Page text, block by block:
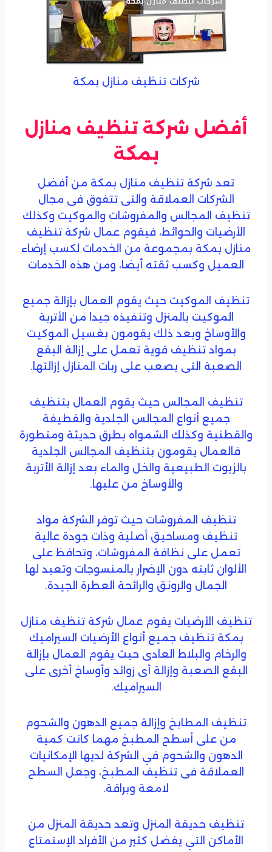
شركات تنظيف منازل بمكة
أفضل شركة تنظيف منازل
بمكة
تعد شركة تنظيف منازل بمكة من أفضل
الشركات العملاقة والتى تتفوق فى مجال
تنظيف المجالس والمفروشات والموكيت وكذلك
الأرضيات والحوائط، فيقوم عمال شركة تنظيف
منازل بمكة بمجموعة من الخدمات لكسب إرضاء
العميل وكسب ثقته أيضا، ومن هذه الخدمات
تنظيف الموكيت حيث يقوم العمال بإزالة جميع
الموكيت بالمنزل وتنفيذه جيدا من الأتربة
والأوساخ وبعد ذلك يقومون بغسيل الموكيت
بمواد تنظيف قوية تعمل على إزالة البقع
الصعبة التى يصعب على ربات المنازل إزالتها.
تنظيف المجالس حيث يقوم العمال بتنظيف
جميع أنواع المجالس الجلدية والقطيفة
والقطنية وكذلك الشمواه بطرق حديثة ومتطورة
فالعمال يقومون بتنظيف المجالس الجلدية
بالزيوت الطبيعية والخل والماء بعد إزالة الأتربة
والأوساخ من عليها.
تنظيف المفروشات حيث توفر الشركة مواد
تنظيف ومساحيق أصلية وذات جودة عالية
تعمل على نظافة المفروشات، وتحافظ على
الألوان ثابته دون الإضرار بالمنسوجات وتعيد لها
الجمال والرونق والرائحة العطرة الجيدة.
تنظيف الأرضيات يقوم عمال شركة تنظيف منازل
بمكة تنظيف جميع أنواع الأرضيات السيراميك
والرخام والبلاط العادى حيث يقوم العمال بإزالة
البقع الصعبة وإزالة أى زوائد وأوساخ أخرى على
السيراميك.
تنظيف المطابخ وإزالة جميع الدهون والشحوم
من على أسطح المطبخ مهما كانت كمية
الدهون والشحوم في الشركة لديها الإمكانيات
العملاقة فى تنظيف المطبخ، وجعل السطح
لامعة وبراقة.
تنظيف حديقة المنزل وتعد حديقة المنزل من
الأماكن التي يفضل كثير من الأفراد الإستمتاع